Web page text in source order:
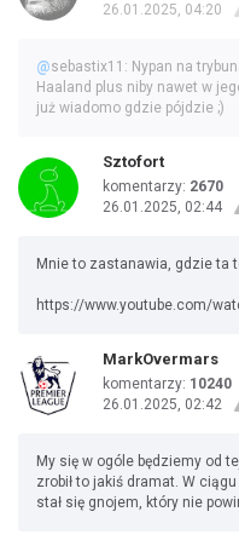
26.01.2025, 04:20
@sebastix11: Nypan na
Haaland plus niby nawet w
już wiadomo gdzie pójdzie ;)
Sztofort
komentarzy: 2670
26.01.2025, 02:44
Mnie to zastanawia, gdzie ta
https://www.youtube.com/
MarkOvermars
komentarzy: 10240
26.01.2025, 02:42
My się w ogóle będziemy od
zrobił to jakiś dramat. W
stał się gnojem, który nie